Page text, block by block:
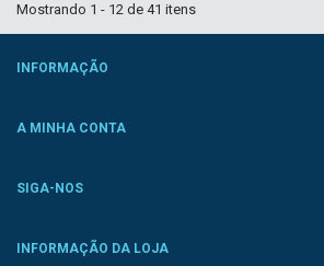
Mostrando 1 - 12 de 41 itens
INFORMAÇÃO
A MINHA CONTA
SIGA-NOS
INFORMAÇÃO DA LOJA